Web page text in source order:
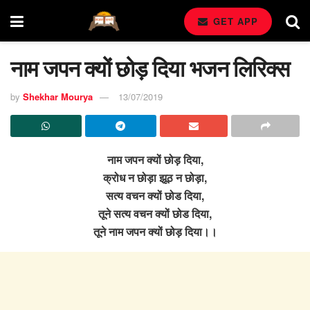
GET APP
नाम जपन क्यों छोड़ दिया भजन लिरिक्स
by Shekhar Mourya 13/07/2019
नाम जपन क्यों छोड़ दिया,
क्रोध न छोड़ा झूठ न छोड़ा,
सत्य वचन क्यों छोड दिया,
तूने सत्य वचन क्यों छोड दिया,
तूने नाम जपन क्यों छोड़ दिया।।